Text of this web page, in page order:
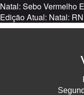
Natal: Sebo Vermelho
Edição Atual: Natal: